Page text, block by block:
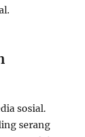
sosial.
serang